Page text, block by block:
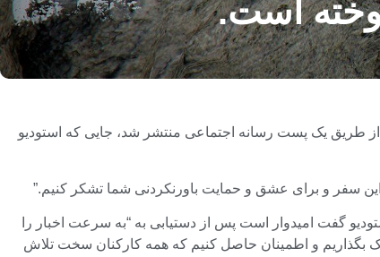
از طریق یک پست رسانه اجتماعی منتشر شد، جایی که استودیو
نسخه است و استودیو گفت امیدوار است پس از دستیابی به “به سرعت اخبار را
شده را با سهامداران خود به اشتراک بگذاریم و اطمینان حاصل کنیم که همه کارکنان سخت تلاش